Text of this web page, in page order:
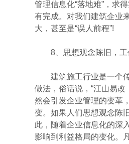
管理信息化“落地难”，求
有完成。对我们建筑企业
大，甚至是“误人前程”!
8、思想观念陈旧，工
建筑施工行业是一个传
做法，俗话说，“江山易
然会引发企业管理的变革
变。如果人们思想观念陈
此，随着企业信息化的深
影响到利益格局的变化。